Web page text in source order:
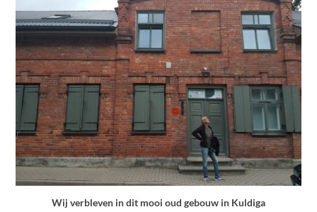
Wij verbleven in dit mooi oud gebouw in Kuldiga